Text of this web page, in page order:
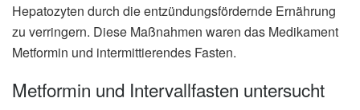
Hepatozyten durch die entzündungsfördernde Ernährung
zu verringern. Diese Maßnahmen waren das Medikament
Metformin und intermittierendes Fasten.
Metformin und Intervallfasten untersucht